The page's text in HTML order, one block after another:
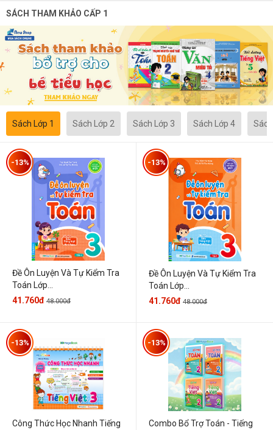
SÁCH THAM KHẢO CẤP 1
Sách Lớp 1 Sách Lớp 2 Sách Lớp 3 Sách Lớp 4
Đề Ôn Luyện Và Tự Kiểm Tra
Toán Lớp...
-13%
41.760đ 48.000đ
Đề Ôn Luyện Và Tự Kiểm Tra
Toán Lớp...
-13%
41.760đ 48.000đ
Công Thức Học Nhanh Tiếng
-13%
Combo Bổ Trợ Toán - Tiếng
-13%